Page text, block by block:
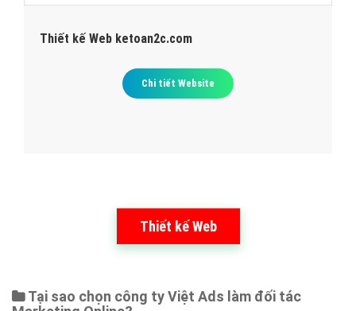
Thiết kế Web ketoan2c.com
Chi tiết Website
Thiết kế Web
Tại sao chọn công ty Việt Ads làm đối tác